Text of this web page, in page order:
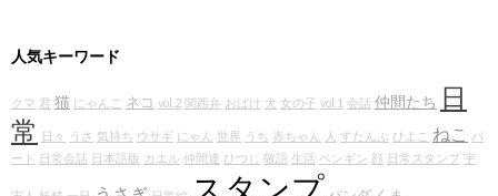
人気キーワード
クマ 君 猫 にゃんこ ネコ vol.2 関西弁 おばけ 犬 女の子 vol.1 会話 仲間たち 日
常
日々 うさ 気持ち ウサギ にゃん 世界 うち 赤ちゃん 人 すたんぷ ひよこ ねこ
パ
ート
日常会話 日本語版 カエル 仲間達 ひつじ 敬語 生活 ペンギン 顔 日常スタンプ 宇
スタンプ